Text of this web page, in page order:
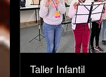
Taller Infantil